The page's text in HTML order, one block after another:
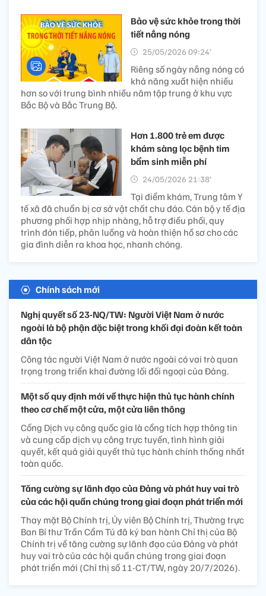
Bảo vệ sức khỏe trong thời
tiết nắng nóng
25/05/2026 09:24’
Riêng số ngày nắng nóng có
khả năng xuất hiện nhiều
hơn so với trung bình nhiều năm tập trung ở khu vực
Bắc Bộ và Bắc Trung Bộ.
Hơn 1.800 trẻ em được
khám sàng lọc bệnh tim
bẩm sinh miễn phí
24/05/2026 21:38’
Tại điểm khám, Trung tâm Y
tế xã đã chuẩn bị cơ sở vật chất chu đáo. Cán bộ y tế địa
phương phối hợp nhịp nhàng, hỗ trợ điều phối, quy
trình đón tiếp, phân luồng và hoàn thiện hồ sơ cho các
gia đình diễn ra khoa học, nhanh chóng.
Chính sách mới
Nghị quyết số 23-NQ/TW: Người Việt Nam ở nước
ngoài là bộ phận đặc biệt trong khối đại đoàn kết toàn
dân tộc
Công tác người Việt Nam ở nước ngoài có vai trò quan
trọng trong triển khai đường lối đối ngoại của Đảng.
Một số quy định mới về thực hiện thủ tục hành chính
theo cơ chế một cửa, một cửa liên thông
Cổng Dịch vụ công quốc gia là cổng tích hợp thông tin
và cung cấp dịch vụ công trực tuyến, tình hình giải
quyết, kết quả giải quyết thủ tục hành chính thống nhất
toàn quốc.
Tăng cường sự lãnh đạo của Đảng và phát huy vai trò
của các hội quần chúng trong giai đoạn phát triển mới
Thay mặt Bộ Chính trị, Ủy viên Bộ Chính trị, Thường trực
Ban Bí thư Trần Cẩm Tú đã ký ban hành Chỉ thị của Bộ
Chính trị về tăng cường sự lãnh đạo của Đảng và phát
huy vai trò của các hội quần chúng trong giai đoạn
phát triển mới (Chỉ thị số 11-CT/TW, ngày 20/7/2026).